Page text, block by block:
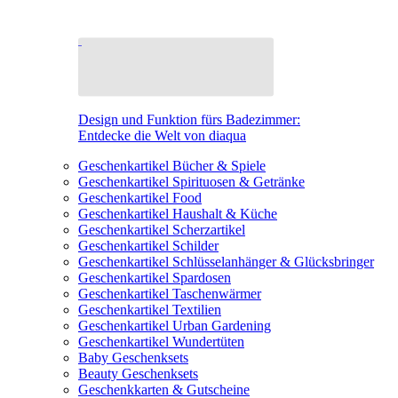
Design und Funktion fürs Badezimmer:
Entdecke die Welt von diaqua
Geschenkartikel Bücher & Spiele
Geschenkartikel Spirituosen & Getränke
Geschenkartikel Food
Geschenkartikel Haushalt & Küche
Geschenkartikel Scherzartikel
Geschenkartikel Schilder
Geschenkartikel Schlüsselanhänger & Glücksbringer
Geschenkartikel Spardosen
Geschenkartikel Taschenwärmer
Geschenkartikel Textilien
Geschenkartikel Urban Gardening
Geschenkartikel Wundertüten
Baby Geschenksets
Beauty Geschenksets
Geschenkkarten & Gutscheine